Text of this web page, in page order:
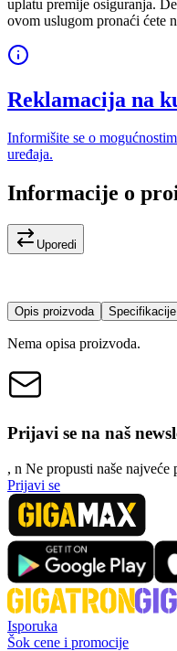
uplatu premije osiguranja.
ovom uslugom pronaći ćete
Reklamacija na
Informišite se o
uređaja.
Informacije o
Uporedi
Opis proizvoda Specifikacije
Nema opisa proizvoda.
Prijavi se na naš
, n Ne propusti naše najveće
Prijavi se
Isporuka
Šok cene i promocije